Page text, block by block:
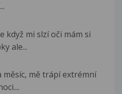
když mi slzí oči mám si
ale...
měsíc, mě trápí extrémní